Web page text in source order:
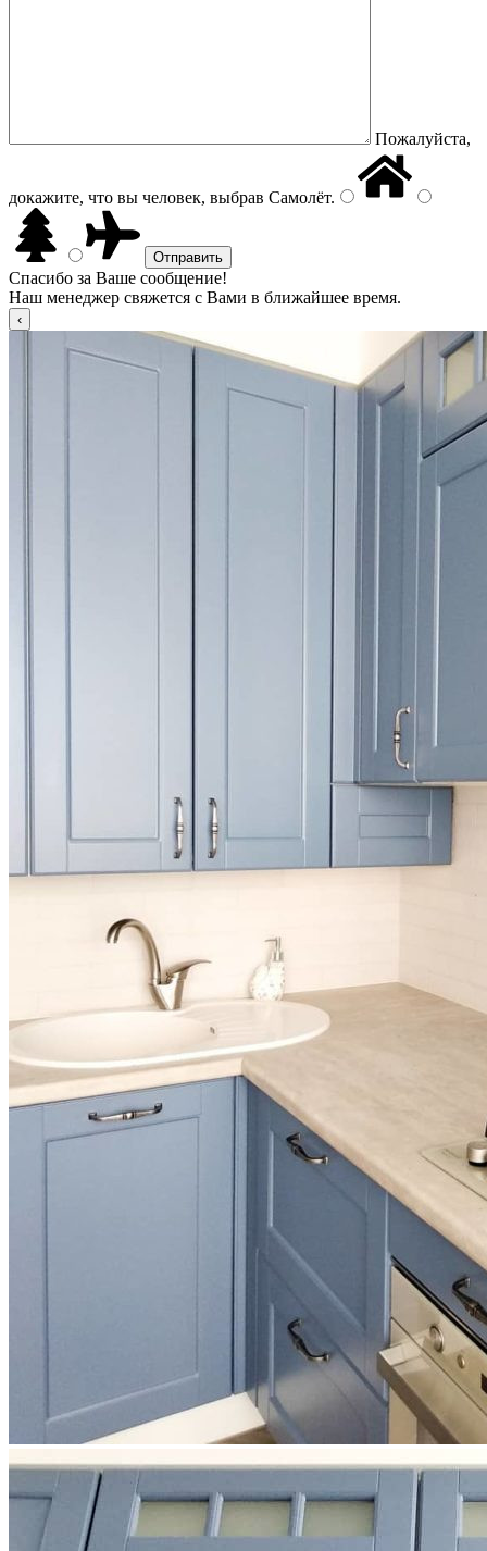
Пожалуйста,
докажите, что вы человек, выбрав Самолёт.
Спасибо за Ваше сообщение!
Наш менеджер свяжется с Вами в ближайшее время.